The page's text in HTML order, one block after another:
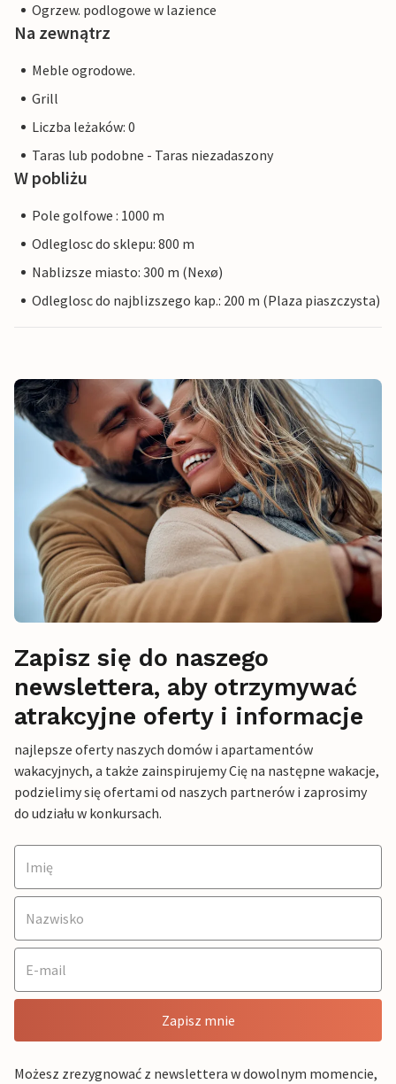
Ogrzew. podlogowe w lazience
Na zewnątrz
Meble ogrodowe.
Grill
Liczba leżaków: 0
Taras lub podobne - Taras niezadaszony
W pobliżu
Pole golfowe : 1000 m
Odleglosc do sklepu: 800 m
Nablizsze miasto: 300 m (Nexø)
Odleglosc do najblizszego kap.: 200 m (Plaza piaszczysta)
Zapisz się do naszego
newslettera, aby otrzymywać
atrakcyjne oferty i informacje
najlepsze oferty naszych domów i apartamentów
wakacyjnych, a także zainspirujemy Cię na następne wakacje,
podzielimy się ofertami od naszych partnerów i zaprosimy
do udziału w konkursach.
Zapisz mnie
Możesz zrezygnować z newslettera w dowolnym momencie,